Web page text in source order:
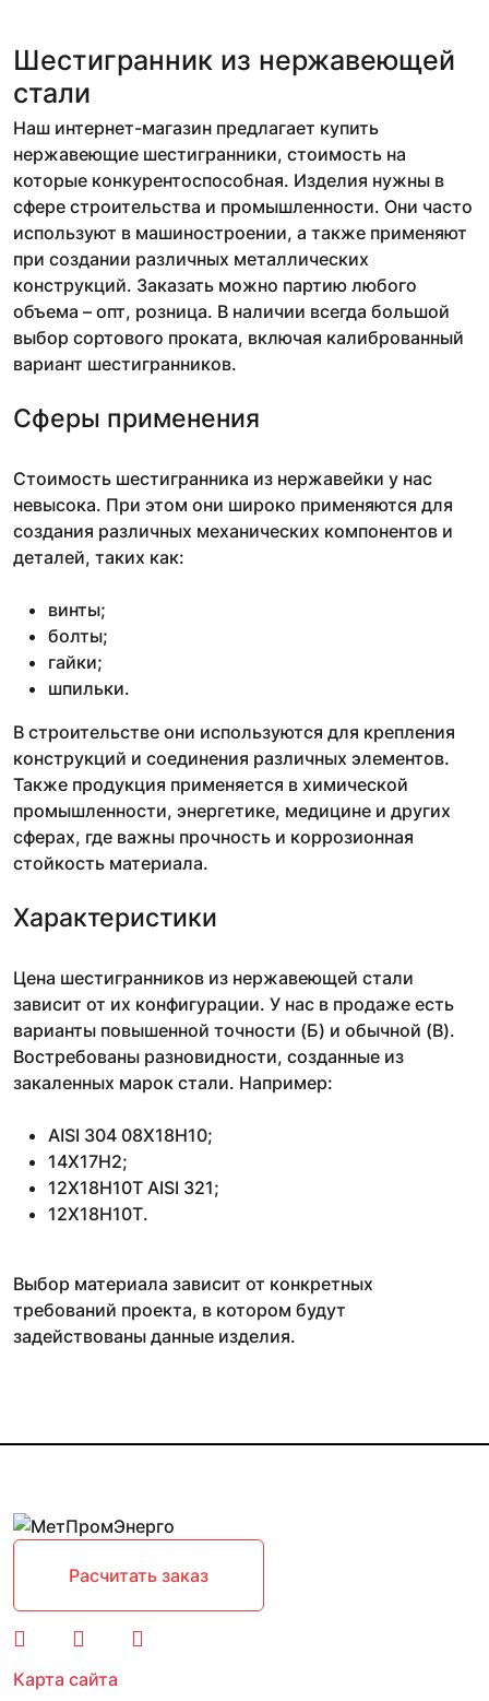
Шестигранник из нержавеющей
стали
Наш интернет-магазин предлагает купить
нержавеющие шестигранники, стоимость на
которые конкурентоспособная. Изделия нужны в
сфере строительства и промышленности. Они часто
используют в машиностроении, а также применяют
при создании различных металлических
конструкций. Заказать можно партию любого
объема – опт, розница. В наличии всегда большой
выбор сортового проката, включая калиброванный
вариант шестигранников.
Сферы применения
Стоимость шестигранника из нержавейки у нас
невысока. При этом они широко применяются для
создания различных механических компонентов и
деталей, таких как:
винты;
болты;
гайки;
шпильки.
В строительстве они используются для крепления
конструкций и соединения различных элементов.
Также продукция применяется в химической
промышленности, энергетике, медицине и других
сферах, где важны прочность и коррозионная
стойкость материала.
Характеристики
Цена шестигранников из нержавеющей стали
зависит от их конфигурации. У нас в продаже есть
варианты повышенной точности (Б) и обычной (В).
Востребованы разновидности, созданные из
закаленных марок стали. Например:
AISI 304 08Х18Н10;
14Х17Н2;
12Х18Н10Т AISI 321;
12Х18Н10Т.
Выбор материала зависит от конкретных
требований проекта, в котором будут
задействованы данные изделия.
Расчитать заказ
Карта сайта